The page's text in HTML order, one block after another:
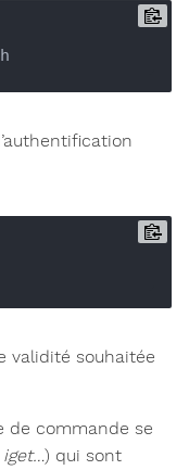
validité souhaitée
de commande se
) qui sont